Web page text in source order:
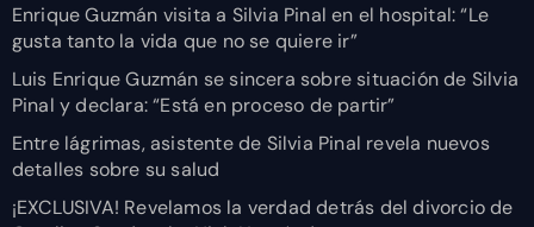
Enrique Guzmán visita a Silvia Pinal en el hospital: “Le
gusta tanto la vida que no se quiere ir”
Luis Enrique Guzmán se sincera sobre situación de Silvia
Pinal y declara: “Está en proceso de partir”
Entre lágrimas, asistente de Silvia Pinal revela nuevos
detalles sobre su salud
¡EXCLUSIVA! Revelamos la verdad detrás del divorcio de